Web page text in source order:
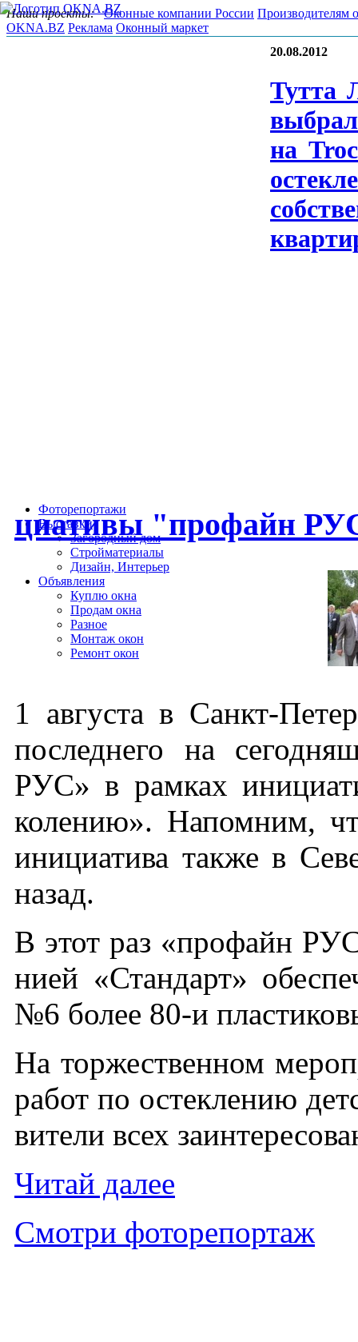
Наши проекты:Оконные компании России Производителям
OKNA.BZ Реклама Оконный маркет
20.08.2012
Тут­та
на
Фоторепортажи
Выставки
Загородный дом
Стройматериалы
Дизайн, Интерьер
Объявления
Куплю окна
Продам окна
Разное
Монтаж окон
Ремонт окон
ци­ати­вы "про­файн
1 ав­густа в Санкт-
пос­ледне­го на
РУС» в рам­ках
коле­нию». На­пом­ним,
ини­ци­ати­ва так­же в
на­зад.
В этот раз «про­файн
ни­ей «Стан­дарт»
№6 бо­лее 80-и
На тор­жест­вен­ном
ра­бот по ос­текле­нию
вите­ли всех
Чи­тай да­лее
Смот­ри фо­торе­пор­таж